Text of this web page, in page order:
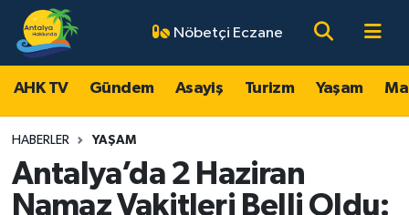
Nöbetçi Eczane
AHK TV Gündem Asayiş Turizm Yaşam
HABERLER YAŞAM
Antalya’da 2 Haziran
Namaz Vakitleri Belli Oldu:
AHK TV
Gündem
Asayiş
Turizm
Antalya Nöbetçi Eczaneler
Antalya Hava Durumu
Antalya Namaz Vakitleri
Antalya Trafik Yoğunluk Haritası